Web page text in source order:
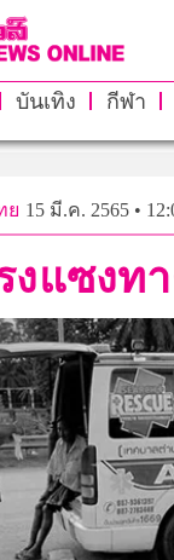
บันเทิง กีฬา
ย 15 มี.ค. 2565 •
งแซงท